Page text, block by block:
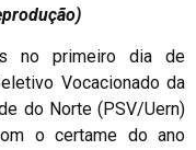
no primeiro dia de
Vocacionado da
do Norte (PSV/Uern)
o certame do ano